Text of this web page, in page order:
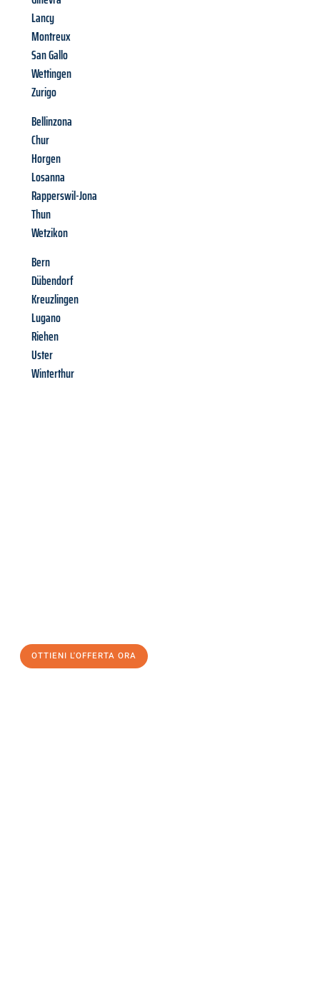
Lancy
Montreux
San Gallo
Wettingen
Zurigo
Bellinzona
Chur
Horgen
Losanna
Rapperswil-Jona
Thun
Wetzikon
Bern
Dübendorf
Kreuzlingen
Lugano
Riehen
Uster
Winterthur
OTTIENI L'OFFERTA ORA